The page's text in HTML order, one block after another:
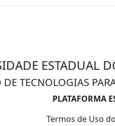
ESTADUAL
DE TECNOLOGIAS
PLATAFORMA
Termos de Uso